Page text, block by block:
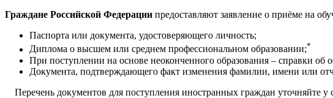
Граждане Российской Федерации предоставляют заявление о приёме на
Паспорта или документа, удостоверяющего личность;
Диплома о высшем или среднем профессиональном образовании;*
При поступлении на основе неоконченного образования – справки об
Документа, подтверждающего факт изменения фамилии, имени или
Перечень документов для поступления иностранных граждан уточняйте